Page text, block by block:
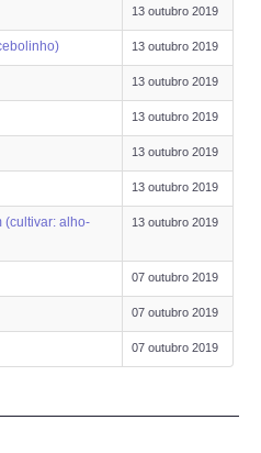
13 outubro 2019
13 outubro 2019
13 outubro 2019
13 outubro 2019
13 outubro 2019
13 outubro 2019
(cultivar: alho-
13 outubro 2019
07 outubro 2019
07 outubro 2019
07 outubro 2019